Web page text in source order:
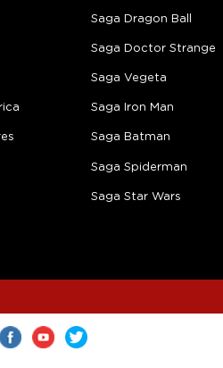
Saga Dragon Ball
Saga Doctor Strange
Saga Vegeta
Saga Iron Man
Saga Batman
Saga Spiderman
Saga Star Wars